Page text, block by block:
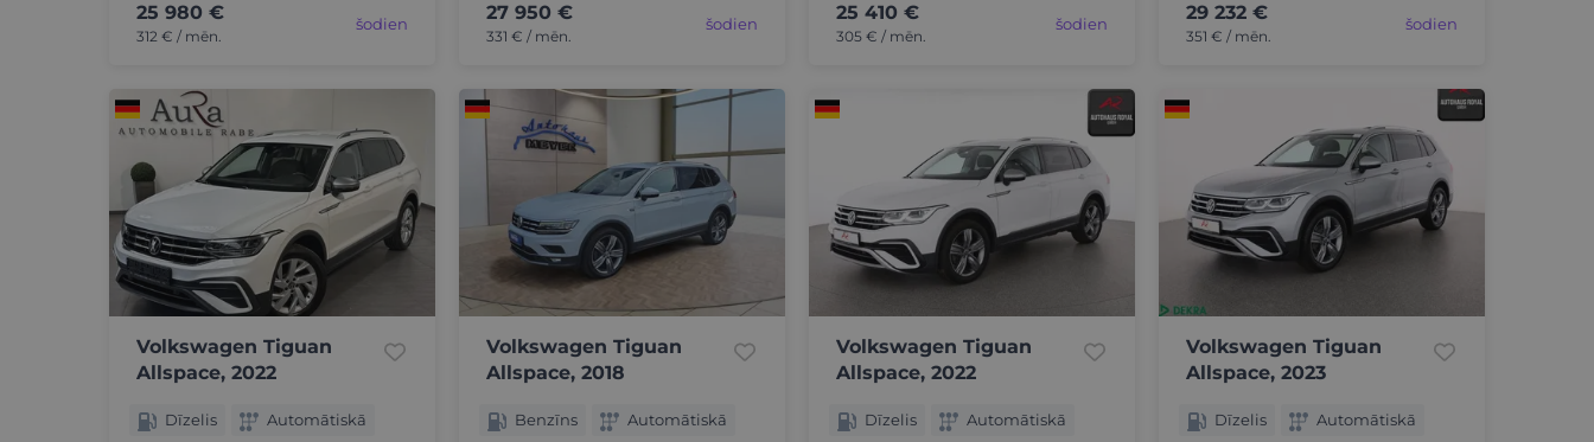
25 980 €
312 € / mēn.
šodien 27 950 €
331 € / mēn.
šodien 25 410 €
305 € / mēn.
šodien 29 232 €
351 € / mēn.
šodien
Volkswagen Tiguan
Allspace, 2022
Dīzelis
Automātiskā
Volkswagen Tiguan
Allspace, 2018
Benzīns
Automātiskā
Volkswagen Tiguan
Allspace, 2022
Dīzelis
Automātiskā
Volkswagen Tiguan
Allspace, 2023
Dīzelis
Automātiskā